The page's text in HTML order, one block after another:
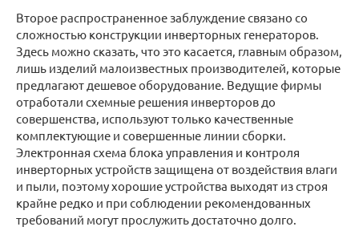
Второе распространенное заблуждение связано со
сложностью конструкции инверторных генераторов.
Здесь можно сказать, что это касается, главным образом,
лишь изделий малоизвестных производителей, которые
предлагают дешевое оборудование. Ведущие фирмы
отработали схемные решения инверторов до
совершенства, используют только качественные
комплектующие и совершенные линии сборки.
Электронная схема блока управления и контроля
инверторных устройств защищена от воздействия влаги
и пыли, поэтому хорошие устройства выходят из строя
крайне редко и при соблюдении рекомендованных
требований могут прослужить достаточно долго.